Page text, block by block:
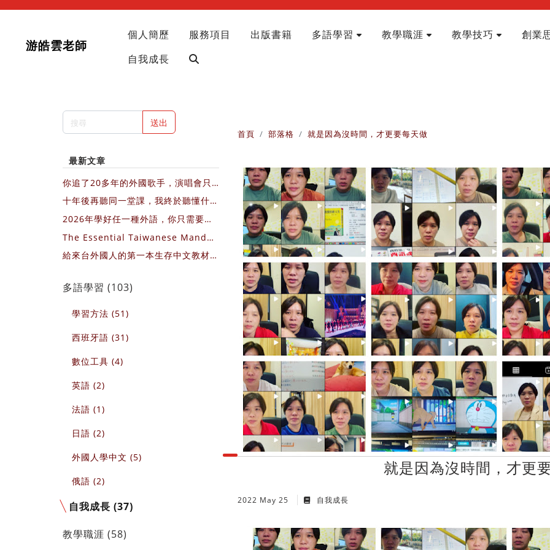
游皓雲老師
個人簡歷 服務項目 出版書籍 多語學習 教學職涯 教學技巧
創業
自我成長
送出
最新文章
你追了20多年的外國歌手，演唱會只
會在歐美國家開，你會飛過去，還是繼
續等？
十年後再聽同一堂課，我終於聽懂什麼
叫不費力的教出影響力
2026年學好任一種外語，你只需要每
天3個10分鐘，圖文＋影片直接做給你
看
The Essential Taiwanese Mandar
in Textbook for Newcomers (Engl
ish Version)
給來台外國人的第一本生存中文教材：
多語學習 (103)
學習方法 (51)
西班牙語 (31)
數位工具 (4)
英語 (2)
法語 (1)
日語 (2)
外國人學中文 (5)
俄語 (2)
自我成長 (37)
教學職涯 (58)
首頁 部落格 就是因為沒時間，才更要每天做
就是因為沒時間，才更
2022 May 25 自我成長